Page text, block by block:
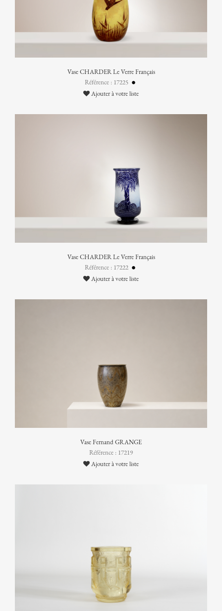
Vase CHARDER Le Verre Français
Référence : 17225
Ajouter à votre liste
Vase CHARDER Le Verre Français
Référence : 17222
Ajouter à votre liste
Vase Fernand GRANGE
Référence : 17219
Ajouter à votre liste